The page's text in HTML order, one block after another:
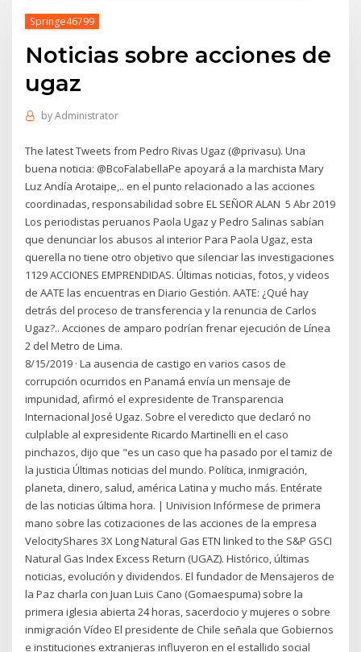
Springe46799
Noticias sobre acciones de
ugaz
byAdministrator
The latest Tweets from Pedro Rivas Ugaz (@privasu). Una
buena noticia: @BcoFalabellaPe apoyará a la marchista Mary
Luz Andía Arotaipe,.. en el punto relacionado a las acciones
coordinadas, responsabilidad sobre EL SEÑOR ALAN 5 Abr 2019
Los periodistas peruanos Paola Ugaz y Pedro Salinas sabían
que denunciar los abusos al interior Para Paola Ugaz, esta
querella no tiene otro objetivo que silenciar las investigaciones
1129 ACCIONES EMPRENDIDAS. Últimas noticias, fotos, y videos
de AATE las encuentras en Diario Gestión. AATE: ¿Qué hay
detrás del proceso de transferencia y la renuncia de Carlos
Ugaz?.. Acciones de amparo podrían frenar ejecución de Línea
2 del Metro de Lima.
8/15/2019 · La ausencia de castigo en varios casos de
corrupción ocurridos en Panamá envía un mensaje de
impunidad, afirmó el expresidente de Transparencia
Internacional José Ugaz. Sobre el veredicto que declaró no
culplable al expresidente Ricardo Martinelli en el caso
pinchazos, dijo que "es un caso que ha pasado por el tamiz de
la justicia Últimas noticias del mundo. Política, inmigración,
planeta, dinero, salud, américa Latina y mucho más. Entérate
de las noticias última hora. | Univision Infórmese de primera
mano sobre las cotizaciones de las acciones de la empresa
VelocityShares 3X Long Natural Gas ETN linked to the S&P GSCI
Natural Gas Index Excess Return (UGAZ). Histórico, últimas
noticias, evolución y dividendos. El fundador de Mensajeros de
la Paz charla con Juan Luis Cano (Gomaespuma) sobre la
primera iglesia abierta 24 horas, sacerdocio y mujeres o sobre
inmigración Vídeo El presidente de Chile señala que Gobiernos
e instituciones extranjeras influyeron en el estallido social